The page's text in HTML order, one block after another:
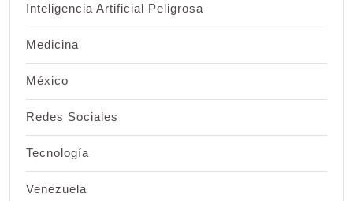
Inteligencia Artificial Peligrosa
Medicina
México
Redes Sociales
Tecnología
Venezuela